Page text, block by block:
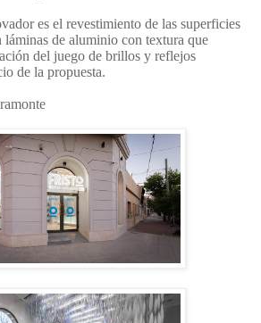
es el revestimiento de las superficies
láminas de aluminio con textura que
del juego de brillos y reflejos
de la propuesta.